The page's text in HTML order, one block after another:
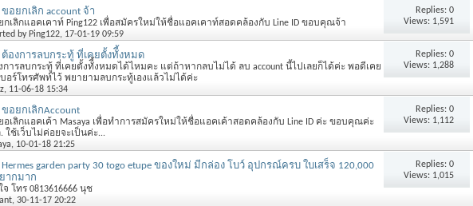
ขอยกเลิก account จ้า
กเลิกแอคเคาท์ Ping122 เพื่อสมัครใหม่ให้ชื่อแอคเคาท์สอดคล้องกับ Line ID ขอบคุณจ้า
by Ping122, 17-01-19 09:59
Replies: 0
Views: 1,591
ต้องการลบกระทู้ ที่เคยตั้งทัี้งหมด
การลบกระทู้ ที่เคยตั้งทัี้งหมดได้ไหมคะ แต่ถ้าหากลบไม่ได้ ลบ account นี้ไปเลยก็ได้ค่ะ พอดีเคย
บอร์โทรศัพท์ไว้ พยายามลบกระทู้เองแล้วไม่ได้ค่ะ
, 11-06-18 15:34
Replies: 0
Views: 1,288
ขอยกเลิกAccount
อเลิกแอคเค้า Masaya เพื่อทำการสมัครใหม่ให้ชื่อแอคเค้าสอดคล้องกับ Line ID ค่ะ ขอบคุณค่ะ
ใช้เว็บไม่ค่อยจะเป็นค่ะ...
, 10-01-18 21:25
Replies: 0
Views: 1,112
Hermes garden party 30 togo etupe ของใหม่ มีกล่อง โบว์ อุปกรณ์ครบ ใบเสร็จ 120,000
ากมาก
จ โทร 0813616666 นุช
, 30-11-17 20:22
Replies: 0
Views: 1,015